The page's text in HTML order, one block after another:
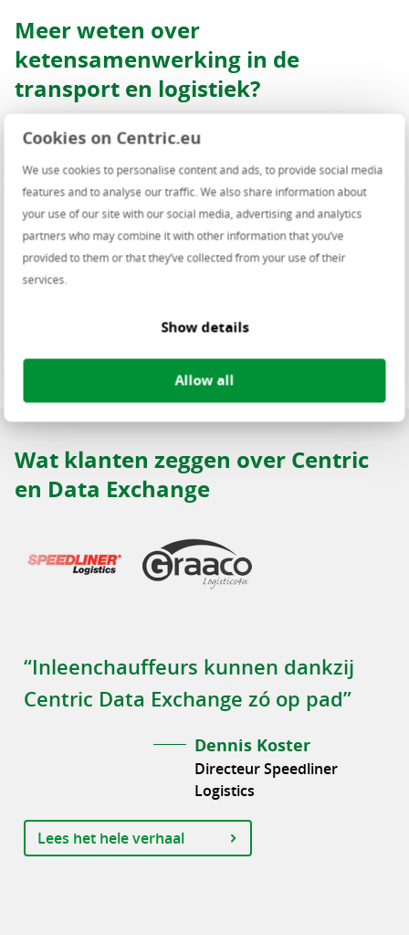
Cookies on Centric.eu
We use cookies to personalise content and ads, to provide social media
features and to analyse our traffic. We also share information about
your use of our site with our social media, advertising and analytics
partners who may combine it with other information that you’ve
provided to them or that they’ve collected from your use of their
services.
Show details
Allow all
Meer weten over
ketensamenwerking in de
transport en logistiek?
Als logistiek dienstverlener moet je steeds efficiënter
werken. Een belangrijke voorwaarde voor efficiënt
werken is datadeling door ketensamenwerking. In de
praktijk blijkt het samenwerken in de keten nog best
complex. Weten hoe je hier op een slimme manier mee
omgaat? Download dan de visiepaper
ketensamenwerking in de logistiek.
Wat klanten zeggen over Centric
en Data Exchange
“Inleenchauffeurs kunnen dankzij
Centric Data Exchange zó op pad”
Dennis Koster
Directeur Speedliner
Logistics
Lees het hele verhaal